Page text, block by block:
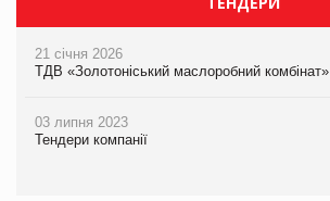
21 січня 2026
ТДВ «Золотоніський маслоробний комбінат»
03 липня 2023
Тендери компанії